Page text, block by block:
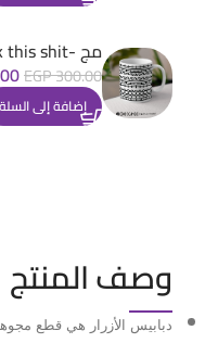
مج -fuck this shit
EGP300.00
إضافة إلى السلة
وصف المنتج
دبابيس الأزرار هي قطع